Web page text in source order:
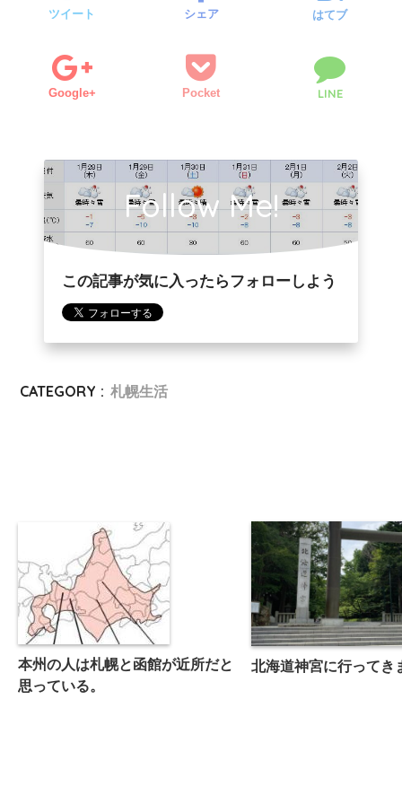
ツイート シェア はてブ
Google+ Pocket LINE
Follow Me!
この記事が気に入ったらフォローしよう
CATEGORY : 札幌生活
本州の人は札幌と函館が近所だと
思っている。
北海道神宮に行ってき